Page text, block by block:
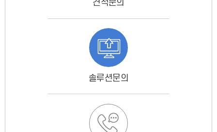
견적문의
솔루션문의